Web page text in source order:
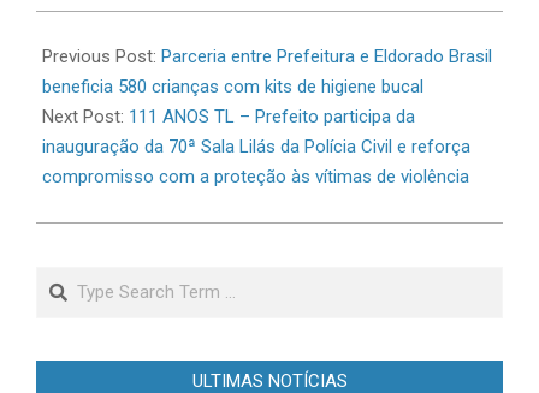
06-
12
Previous Post: Parceria entre Prefeitura e Eldorado Brasil
beneficia 580 crianças com kits de higiene bucal
Next Post: 111 ANOS TL – Prefeito participa da
inauguração da 70ª Sala Lilás da Polícia Civil e reforça
compromisso com a proteção às vítimas de violência
Search
ULTIMAS NOTÍCIAS